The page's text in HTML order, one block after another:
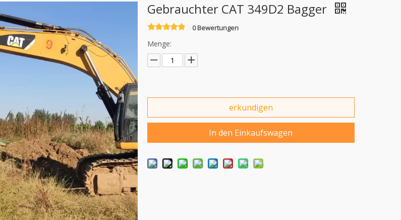
Gebrauchter CAT 349D2 Bagger
0 Bewertungen
Menge:
erkundigen
In den Einkaufswagen